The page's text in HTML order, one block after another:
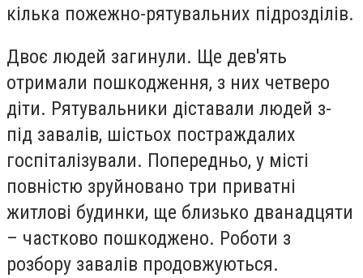
кілька пожежно-рятувальних підрозділів.
Двоє людей загинули. Ще дев'ять
отримали пошкодження, з них четверо
діти. Рятувальники діставали людей з-
під завалів, шістьох постраждалих
госпіталізували. Попередньо, у місті
повністю зруйновано три приватні
житлові будинки, ще близько дванадцяти
– частково пошкоджено. Роботи з
розбору завалів продовжуються.